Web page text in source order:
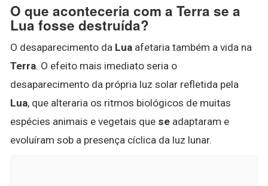
O que aconteceria com a Terra se a
Lua fosse destruída?
O desaparecimento da Lua afetaria também a vida na
Terra. O efeito mais imediato seria o
desaparecimento da própria luz solar refletida pela
Lua, que alteraria os ritmos biológicos de muitas
espécies animais e vegetais que se adaptaram e
evoluíram sob a presença cíclica da luz lunar.